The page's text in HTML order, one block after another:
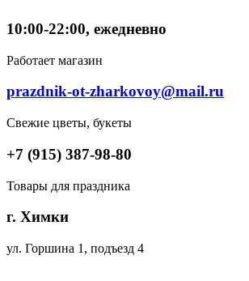
10:00-22:00, ежедневно
Работает магазин
prazdnik-ot-zharkovoy@mail.ru
Свежие цветы, букеты
+7 (915) 387-98-80
Товары для праздника
г. Химки
ул. Горшина 1, подъезд 4